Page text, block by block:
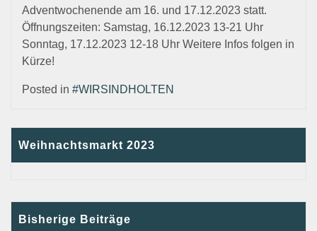
Adventwochenende am 16. und 17.12.2023 statt.
Öffnungszeiten: Samstag, 16.12.2023 13-21 Uhr
Sonntag, 17.12.2023 12-18 Uhr Weitere Infos folgen in
Kürze!
Posted in #WIRSINDHOLTEN
Weihnachtsmarkt 2023
Bisherige Beiträge